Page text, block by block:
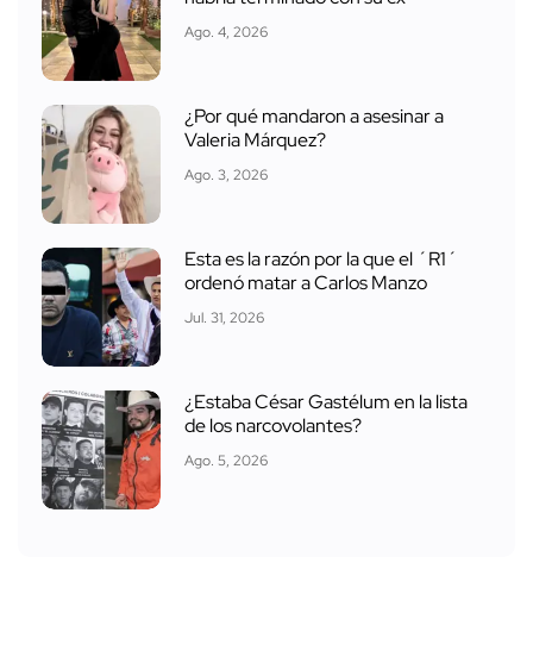
Ago. 4, 2026
¿Por qué mandaron a asesinar a
Valeria Márquez?
Ago. 3, 2026
Esta es la razón por la que el ´R1´
ordenó matar a Carlos Manzo
Jul. 31, 2026
¿Estaba César Gastélum en la lista
de los narcovolantes?
Ago. 5, 2026